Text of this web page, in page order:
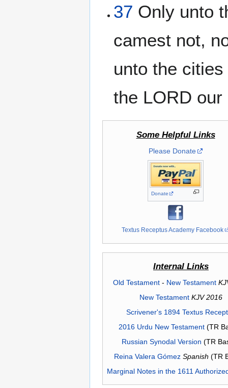
37 Only unto
camest not,
unto the
the LORD
Some Helpful Links
Please Donate
Donate
Textus Receptus Academy Facebook
Internal Links
Old Testament- New Testament
New Testament KJV 2016
Scrivener's 1894 Textus
2016 Urdu New Testament(TR
Russian Synodal Version (TR
Reina Valera Gómez Spanish (TR
Marginal Notes in the 1611